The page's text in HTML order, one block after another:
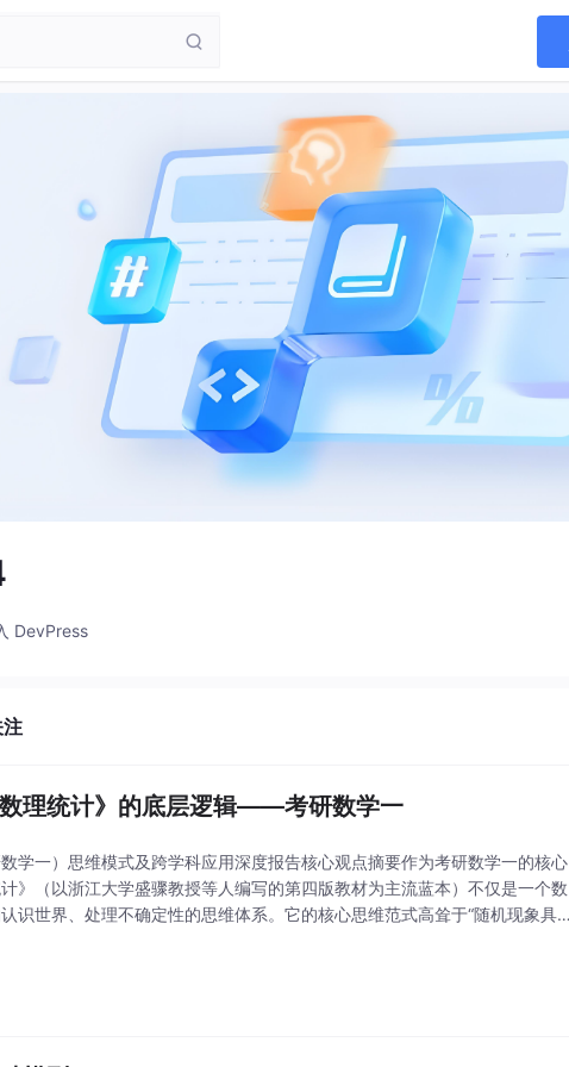
DevPress
注
理统计》的底层逻辑——考研数学一
学一）思维模式及跨学科应用深度报告核心观点摘要作为考研数学一的核心
》（以浙江大学盛骤教授等人编写的第四版教材为主流蓝本）不仅是一个数
识世界、处理不确定性的思维体系。它的核心思维范式高耸于“随机现象具